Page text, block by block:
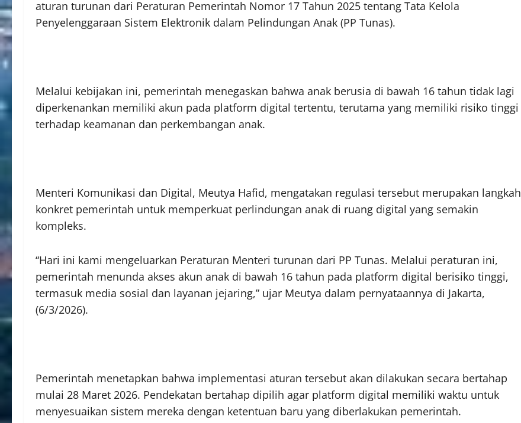
aturan turunan dari Peraturan Pemerintah Nomor 17 Tahun 2025 tentang Tata Kelola
Penyelenggaraan Sistem Elektronik dalam Pelindungan Anak (PP Tunas).
Melalui kebijakan ini, pemerintah menegaskan bahwa anak berusia di bawah 16 tahun tidak lagi
diperkenankan memiliki akun pada platform digital tertentu, terutama yang memiliki risiko tinggi
terhadap keamanan dan perkembangan anak.
Menteri Komunikasi dan Digital, Meutya Hafid, mengatakan regulasi tersebut merupakan langkah
konkret pemerintah untuk memperkuat perlindungan anak di ruang digital yang semakin
kompleks.
“Hari ini kami mengeluarkan Peraturan Menteri turunan dari PP Tunas. Melalui peraturan ini,
pemerintah menunda akses akun anak di bawah 16 tahun pada platform digital berisiko tinggi,
termasuk media sosial dan layanan jejaring,” ujar Meutya dalam pernyataannya di Jakarta,
(6/3/2026).
Pemerintah menetapkan bahwa implementasi aturan tersebut akan dilakukan secara bertahap
mulai 28 Maret 2026. Pendekatan bertahap dipilih agar platform digital memiliki waktu untuk
menyesuaikan sistem mereka dengan ketentuan baru yang diberlakukan pemerintah.